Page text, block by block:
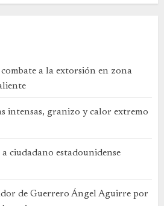
a la extorsión en zona
intensas, granizo y calor extremo
ciudadano estadounidense
de Guerrero Ángel Aguirre por